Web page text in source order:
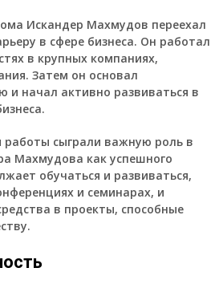
Искандер Махмудов переехал
в сфере бизнеса. Он работал
в крупных компаниях,
Затем он основал
и начал активно развиваться в
сыграли важную роль в
Махмудова как успешного
обучаться и развиваться,
и семинарах, и
в проекты, способные